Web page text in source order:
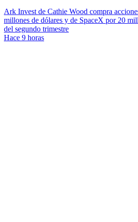
Ark Invest de Cathie Wood compra
millones de dólares y de SpaceX por 20
del segundo trimestre
Hace 9 horas